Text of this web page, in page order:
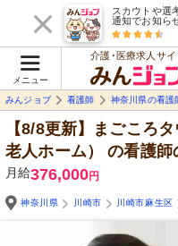
スカウトや選
通知でお知ら
メニュー
介護･医療求人サイ
みんジョブ
看護師 神奈川県の看護
【8/8更新】まごころ
老人ホーム）
の看護師
月給376,000円
神奈川県
川崎市 川崎市麻生区